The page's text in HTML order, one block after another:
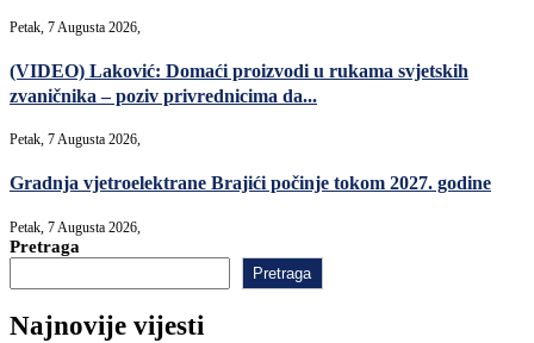
Petak, 7 Augusta 2026,
(VIDEO) Laković: Domaći proizvodi u rukama svjetskih
zvaničnika – poziv privrednicima da...
Petak, 7 Augusta 2026,
Gradnja vjetroelektrane Brajići počinje tokom 2027. godine
Petak, 7 Augusta 2026,
Pretraga
Pretraga
Najnovije vijesti